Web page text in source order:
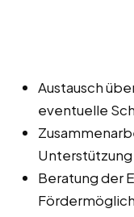
Austausch
eventuelle
Beratung der